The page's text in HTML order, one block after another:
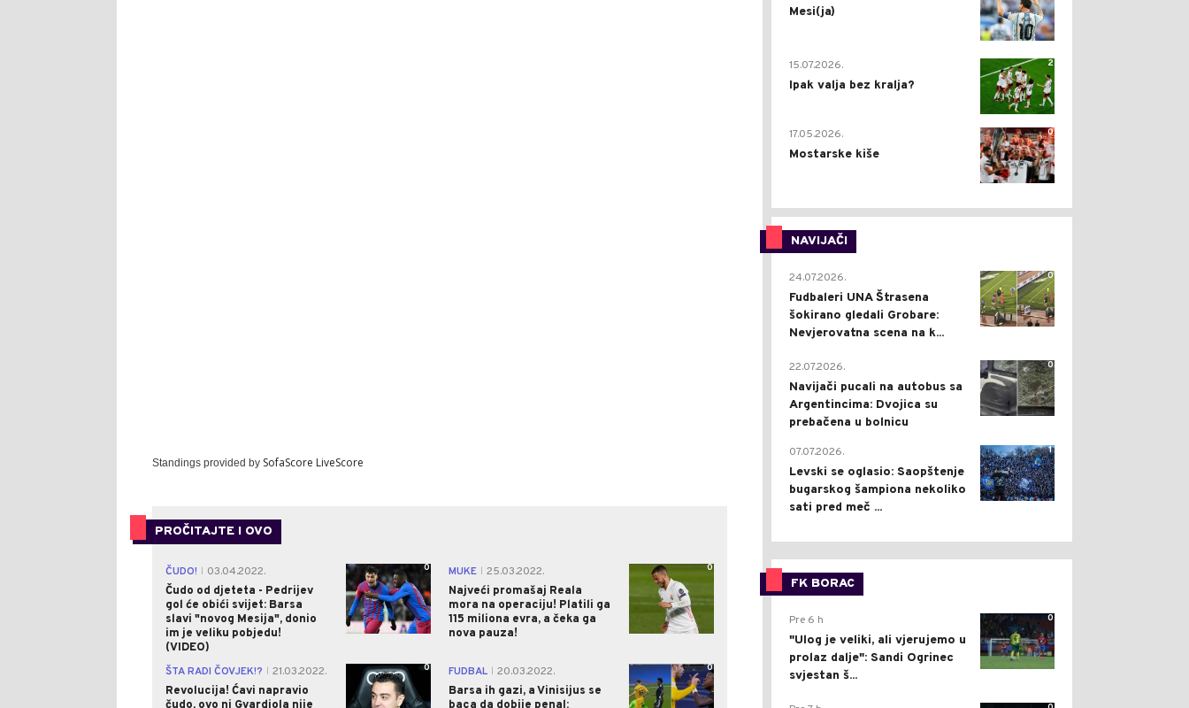
Standings provided by SofaScore LiveScore
PROČITAJTE I OVO
ČUDO!
03.04.2022.
Čudo od djeteta - Pedrijev
gol će obići svijet: Barsa
slavi "novog Mesija", donio
im je veliku pobjedu!
(VIDEO)
0 MUKE
25.03.2022.
Najveći promašaj Reala
mora na operaciju! Platili ga
115 miliona evra, a čeka ga
nova pauza!
0
ŠTA RADI ČOVJEK!?
21.03.2022.
Revolucija! Ćavi napravio
0 FUDBAL
20.03.2022.
Barsa ih gazi, a Vinisijus se
0
Mesi(ja)
2
15.07.2026.
Ipak valja bez kralja?
0
17.05.2026.
Mostarske kiše
NAVIJAČI
0
24.07.2026.
Fudbaleri UNA Štrasena
šokirano gledali Grobare:
Nevjerovatna scena na k...
0
22.07.2026.
Navijači pucali na autobus sa
Argentincima: Dvojica su
prebačena u bolnicu
1
07.07.2026.
Levski se oglasio: Saopštenje
bugarskog šampiona nekoliko
sati pred meč ...
FK BORAC
0
Pre 6 h
"Ulog je veliki, ali vjerujemo u
prolaz dalje": Sandi Ogrinec
svjestan š...